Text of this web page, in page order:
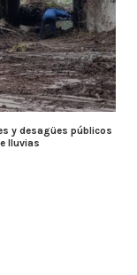
y desagües públicos
lluvias